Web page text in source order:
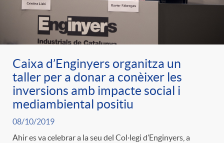
Caixa d’Enginyers organitza un
taller per a donar a conèixer les
inversions amb impacte social i
mediambiental positiu
08/10/2019
Ahir es va celebrar a la seu del Col·legi d’Enginyers, a